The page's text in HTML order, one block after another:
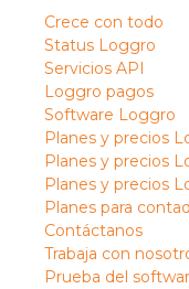
Crece con todo
Status Loggro
Servicios API
Loggro pagos
Software Loggro
Planes y precios
Planes y precios
Planes y precios
Planes para
Contáctanos
Trabaja con
Prueba del